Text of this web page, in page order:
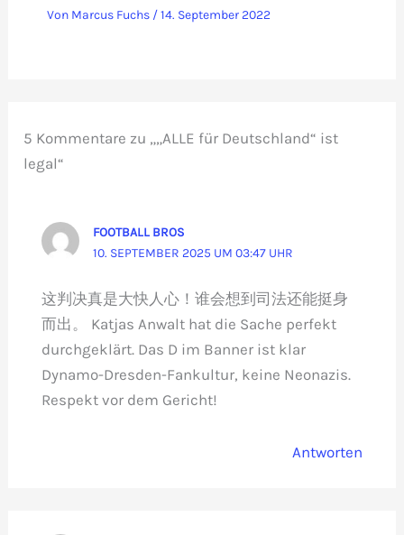
Von Marcus Fuchs /14. September 2022
5 Kommentare zu „„ALLE für Deutschland“ ist
legal“
FOOTBALL BROS
10. SEPTEMBER 2025 UM 03:47 UHR
这判决真是大快人心！谁会想到司法还能挺身
而出。 Katjas Anwalt hat die Sache perfekt
durchgeklärt. Das D im Banner ist klar
Dynamo-Dresden-Fankultur, keine Neonazis.
Respekt vor dem Gericht!
Antworten